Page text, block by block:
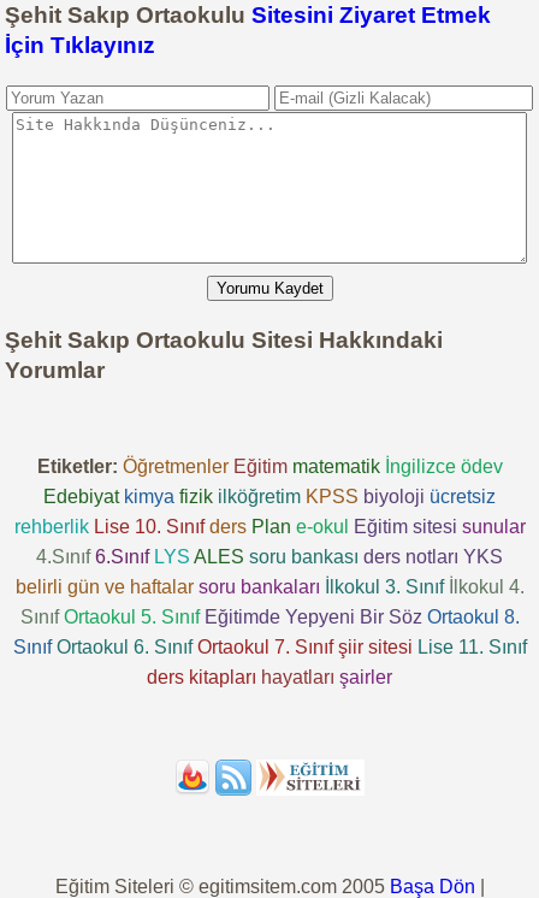
Şehit Sakıp OrtaokuluSitesini Ziyaret Etmek
İçin Tıklayınız
Yorumu Kaydet
Şehit Sakıp Ortaokulu Sitesi Hakkındaki
Yorumlar
Etiketler: Öğretmenler Eğitim matematik İngilizce ödev
Edebiyat kimya fizik ilköğretim KPSS biyoloji ücretsiz
rehberlik Lise 10. Sınıf ders Plan e-okul Eğitim sitesi sunular
4.Sınıf 6.Sınıf LYS ALES soru bankası ders notları YKS
belirli gün ve haftalar soru bankaları İlkokul 3. Sınıf
İlkokul 4.
Sınıf Ortaokul 5. Sınıf Eğitimde Yepyeni Bir Söz Ortaokul 8.
Sınıf Ortaokul 6. Sınıf Ortaokul 7. Sınıf şiir sitesi Lise 11. Sınıf
ders kitapları hayatları şairler
Eğitim Siteleri © egitimsitem.com 2005 Başa Dön